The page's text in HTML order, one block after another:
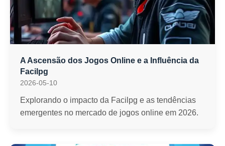
A Ascensão dos Jogos Online e a Influência da
Facilpg
2026-05-10
Explorando o impacto da Facilpg e as tendências
emergentes no mercado de jogos online em 2026.